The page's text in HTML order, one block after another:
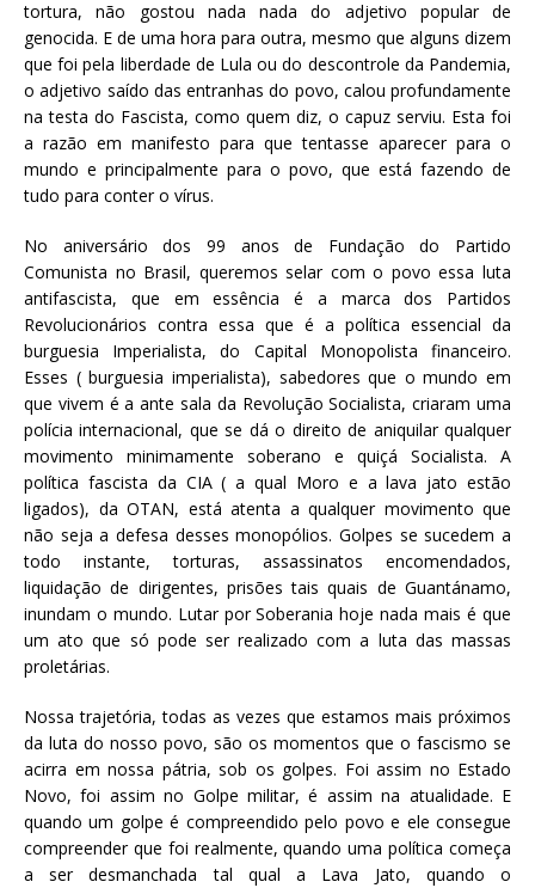
e
b
o
o
k
te
r
l s
A
p
p
tortura, não gostou nada nada do adjetivo popular de
genocida. E de uma hora para outra, mesmo que alguns dizem
que foi pela liberdade de Lula ou do descontrole da Pandemia,
o adjetivo saído das entranhas do povo, calou profundamente
na testa do Fascista, como quem diz, o capuz serviu. Esta foi
a razão em manifesto para que tentasse aparecer para o
mundo e principalmente para o povo, que está fazendo de
tudo para conter o vírus.
No aniversário dos 99 anos de Fundação do Partido
Comunista no Brasil, queremos selar com o povo essa luta
antifascista, que em essência é a marca dos Partidos
Revolucionários contra essa que é a política essencial da
burguesia Imperialista, do Capital Monopolista financeiro.
Esses ( burguesia imperialista), sabedores que o mundo em
que vivem é a ante sala da Revolução Socialista, criaram uma
polícia internacional, que se dá o direito de aniquilar qualquer
movimento minimamente soberano e quiçá Socialista. A
política fascista da CIA ( a qual Moro e a lava jato estão
ligados), da OTAN, está atenta a qualquer movimento que
não seja a defesa desses monopólios. Golpes se sucedem a
todo instante, torturas, assassinatos encomendados,
liquidação de dirigentes, prisões tais quais de Guantánamo,
inundam o mundo. Lutar por Soberania hoje nada mais é que
um ato que só pode ser realizado com a luta das massas
proletárias.
Nossa trajetória, todas as vezes que estamos mais próximos
da luta do nosso povo, são os momentos que o fascismo se
acirra em nossa pátria, sob os golpes. Foi assim no Estado
Novo, foi assim no Golpe militar, é assim na atualidade. E
quando um golpe é compreendido pelo povo e ele consegue
compreender que foi realmente, quando uma política começa
a ser desmanchada tal qual a Lava Jato, quando o